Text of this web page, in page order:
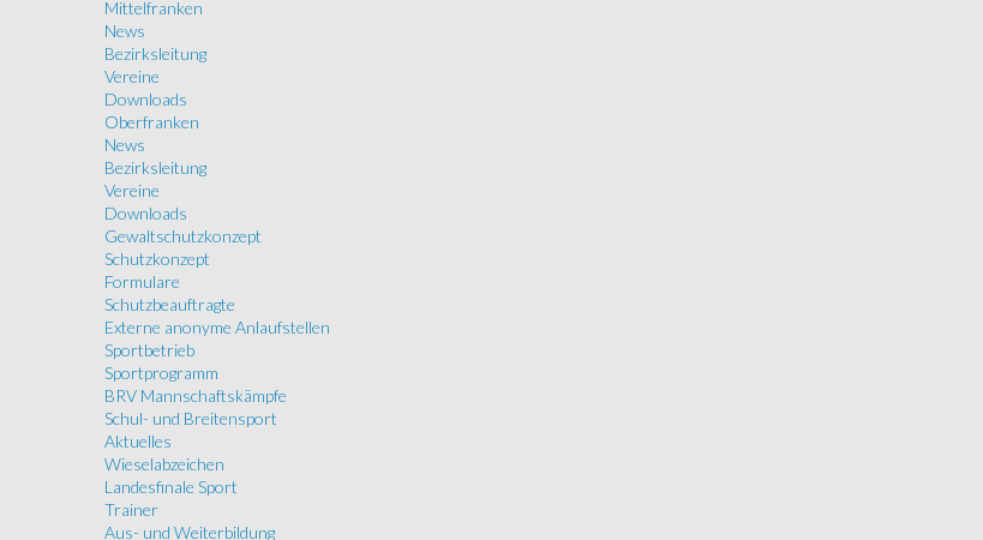
Mittelfranken
News
Bezirksleitung
Vereine
Downloads
Oberfranken
News
Bezirksleitung
Vereine
Downloads
Gewaltschutzkonzept
Schutzkonzept
Formulare
Schutzbeauftragte
Externe anonyme Anlaufstellen
Sportbetrieb
Sportprogramm
BRV Mannschaftskämpfe
Schul- und Breitensport
Aktuelles
Wieselabzeichen
Landesfinale Sport
Trainer
Aus- und Weiterbildung